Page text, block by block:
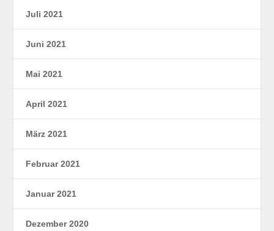
Juli 2021
Juni 2021
Mai 2021
April 2021
März 2021
Februar 2021
Januar 2021
Dezember 2020